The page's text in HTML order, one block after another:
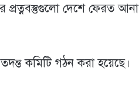
প্রত্নবস্তুগুলো দেশে ফেরত আনা
কমিটি গঠন করা হয়েছে।